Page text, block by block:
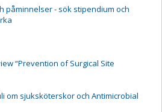
påminnelser - sök stipendium och
“Prevention of Surgical Site
om sjuksköterskor och Antimicrobial